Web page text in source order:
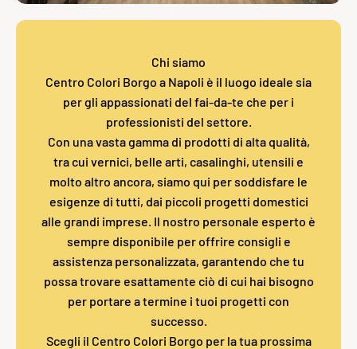
Chi siamo
Centro Colori Borgo a Napoli è il luogo ideale sia
per gli appassionati del fai-da-te che per i
professionisti del settore.
Con una vasta gamma di prodotti di alta qualità,
tra cui vernici, belle arti, casalinghi, utensili e
molto altro ancora, siamo qui per soddisfare le
esigenze di tutti, dai piccoli progetti domestici
alle grandi imprese. Il nostro personale esperto è
sempre disponibile per offrire consigli e
assistenza personalizzata, garantendo che tu
possa trovare esattamente ciò di cui hai bisogno
per portare a termine i tuoi progetti con
successo.
Scegli il Centro Colori Borgo per la tua prossima